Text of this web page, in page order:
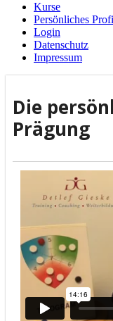
Kurse
Persönliches
Login
Datenschutz
Impressum
Die
Prägung